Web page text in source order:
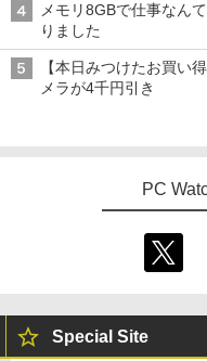
メモリ8GBで仕事なん
りました
【本日みつけたお買い
メラが4千円引き
PC
Special Site